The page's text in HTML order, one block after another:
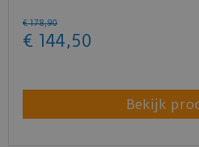
€ 178,90
€ 144,50
Bekijk